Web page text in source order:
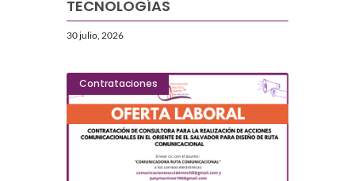
TECNOLOGÍAS
30 julio, 2026
Contrataciones